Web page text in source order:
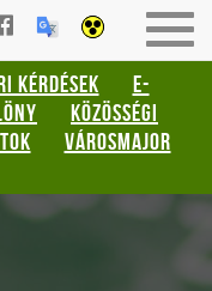
be-
KÉRDÉSEK
E-
KÖZÖSSÉGI
VÁROSMAJOR